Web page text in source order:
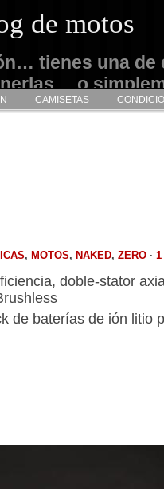
de motos
tienes una de
o
sitioCAMISETAS
, MOTOS, NAKED, ZERO · 1
doble-stator
de baterías de ión litio